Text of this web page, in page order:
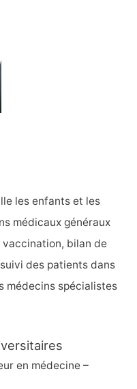
les enfants et les
médicaux généraux
bilan de
des patients dans
médecins spécialistes
en médecine –